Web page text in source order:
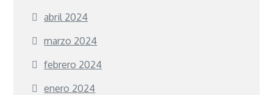
abril 2024
marzo 2024
febrero 2024
enero 2024